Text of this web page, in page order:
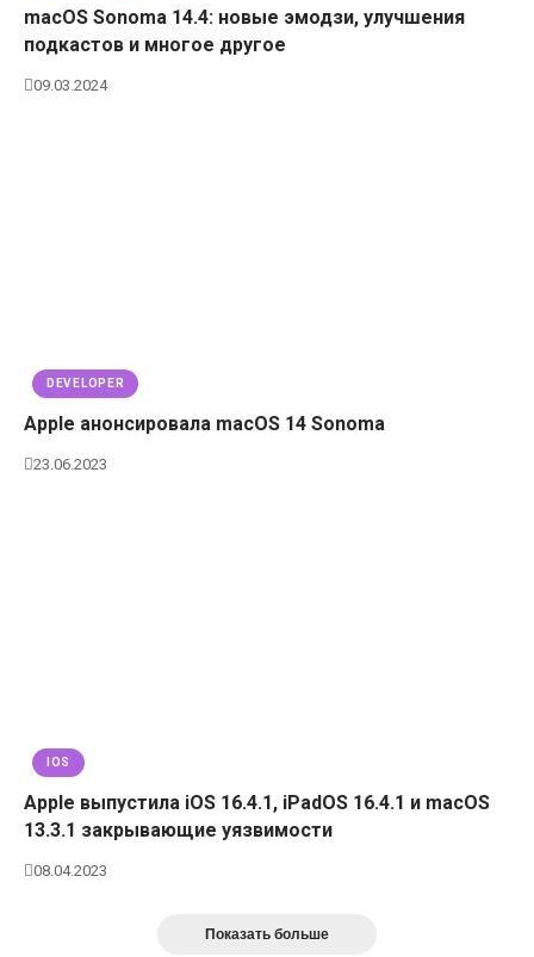
macOS Sonoma 14.4: новые эмодзи, улучшения
подкастов и многое другое
09.03.2024
DEVELOPER
Apple анонсировала macOS 14 Sonoma
23.06.2023
IOS
Apple выпустила iOS 16.4.1, iPadOS 16.4.1 и macOS
13.3.1 закрывающие уязвимости
08.04.2023
Показать больше